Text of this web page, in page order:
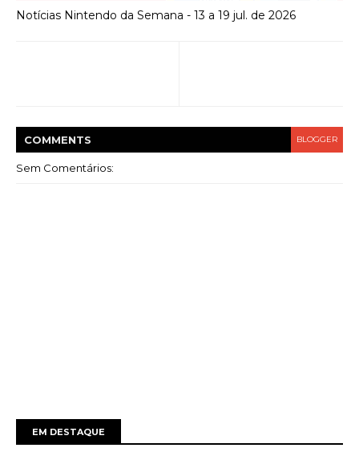
Notícias Nintendo da Semana - 13 a 19 jul. de 2026
COMMENTS BLOGGER
Sem Comentários:
EM DESTAQUE